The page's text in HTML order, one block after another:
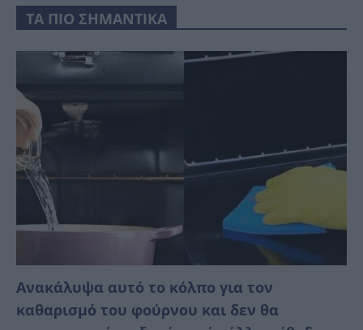
ΤΑ ΠΙΟ ΣΗΜΑΝΤΙΚΑ
Ανακάλυψα αυτό το κόλπο για τον
καθαρισμό του φούρνου και δεν θα